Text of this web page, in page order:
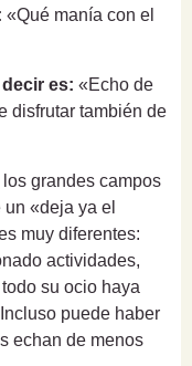
«Qué manía con el
es: «Echo de
disfrutar también de
grandes campos
«deja ya el
muy diferentes:
actividades,
su ocio haya
puede haber
echan de menos